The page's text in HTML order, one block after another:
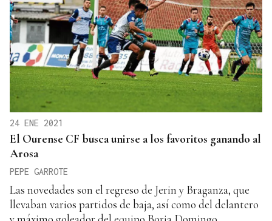
24 ENE 2021
El Ourense CF busca unirse a los favoritos ganando al
Arosa
PEPE GARROTE
Las novedades son el regreso de Jerin y Braganza, que
llevaban varios partidos de baja, así como del delantero